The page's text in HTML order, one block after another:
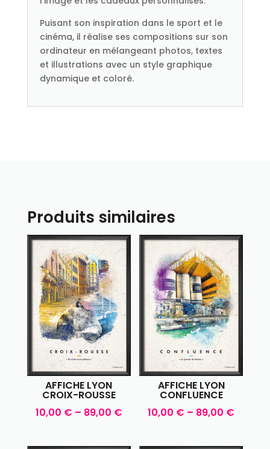
Puisant son inspiration dans le sport et le
cinéma, il réalise ses compositions sur son
ordinateur en mélangeant photos, textes
et illustrations avec un style graphique
dynamique et coloré.
Produits similaires
AFFICHE LYON
CROIX-ROUSSE
10,00 € – 89,00 €
AFFICHE LYON
CONFLUENCE
10,00 € – 89,00 €